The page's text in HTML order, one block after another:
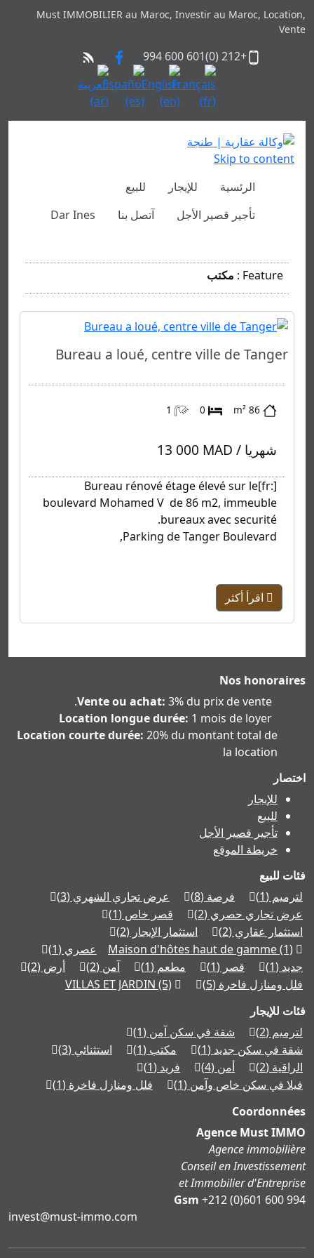
Must IMMOBILIER au Maroc, Investir au Maroc, Location,
Vente
+212 (0)601 600 994
Skip to content
الرئسية
للإيجار
للبيع
تأجير قصير الأجل
آتصل بنا Dar Ines
Feature : مكتب
Bureau a loué, centre ville de Tanger
13 000 MAD / شهريا
[:fr]Bureau rénové étage élevé sur le
boulevard Mohamed V de 86 m2, immeuble
bureaux avec securité.
Parking de Tanger Boulevard,
اقرأ أكثر
Nos honoraires
Vente ou achat: 3% du prix de vente.
Location longue durée: 1 mois de loyer
Location courte durée: 20% du montant total de
la location
اختصار
للإيجار
للبيع
تأجير قصير الأجل
خريطة الموقع
فئات للبيع
لترميم (1) فرصة (8) عرض تجاري الشهري (3)
عرض تجاري حصري (2) قصر خاص (1)
استثمار عقاري (2) استثمار الإيجار (2)
Maison d'hôtes haut de gamme(1) عصري (1)
جديد (1) قصر (1) مطعم (1) آمن (2) أرض (2)
فلل ومنازل فاخرة (5)
VILLAS ET JARDIN (5)
فئات للإيجار
لترميم (2) شقة في سكن آمن (1)
شقة في سكن جديد (1) مكتب (1) استثنائي (3)
الراقية (2) أمن (4) فريد (1)
فيلا في سكن خاص وآمن (1) فلل ومنازل فاخرة (1)
Coordonnées
Agence Must IMMO
Agence immobilière
Conseil en Investissement
et Immobilier d'Entreprise
Gsm +212 (0)601 600 994
moc.ommi-tsum@tsevni